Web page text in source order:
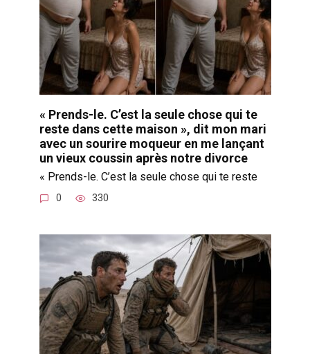
« Prends-le. C’est la seule chose qui te
reste dans cette maison », dit mon mari
avec un sourire moqueur en me lançant
un vieux coussin après notre divorce
« Prends-le. C’est la seule chose qui te reste
0 330